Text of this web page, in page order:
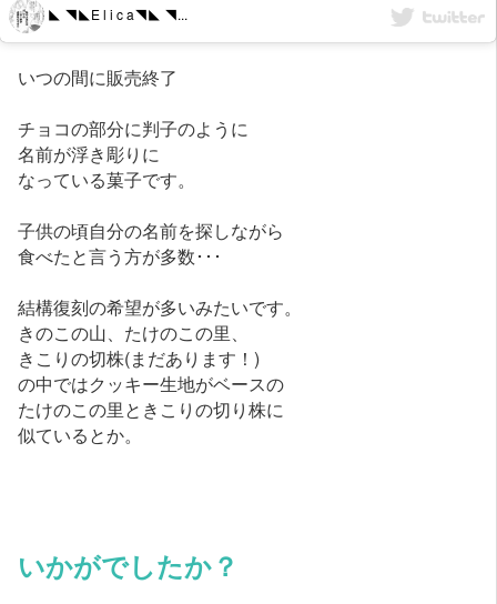
◣ ◥◣E l i c a◥◣ ◥...
いつの間に販売終了
チョコの部分に判子のように
名前が浮き彫りに
なっている菓子です。
子供の頃自分の名前を探しながら
食べたと言う方が多数･･･
結構復刻の希望が多いみたいです。
きのこの山、たけのこの里、
きこりの切株(まだあります！)
の中ではクッキー生地がベースの
たけのこの里ときこりの切り株に
似ているとか。
いかがでしたか？